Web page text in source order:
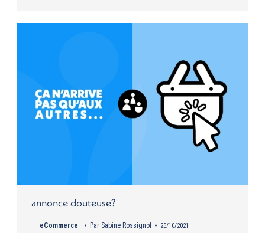
annonce douteuse?
eCommerce Par Sabine Rossignol 25/10/2021